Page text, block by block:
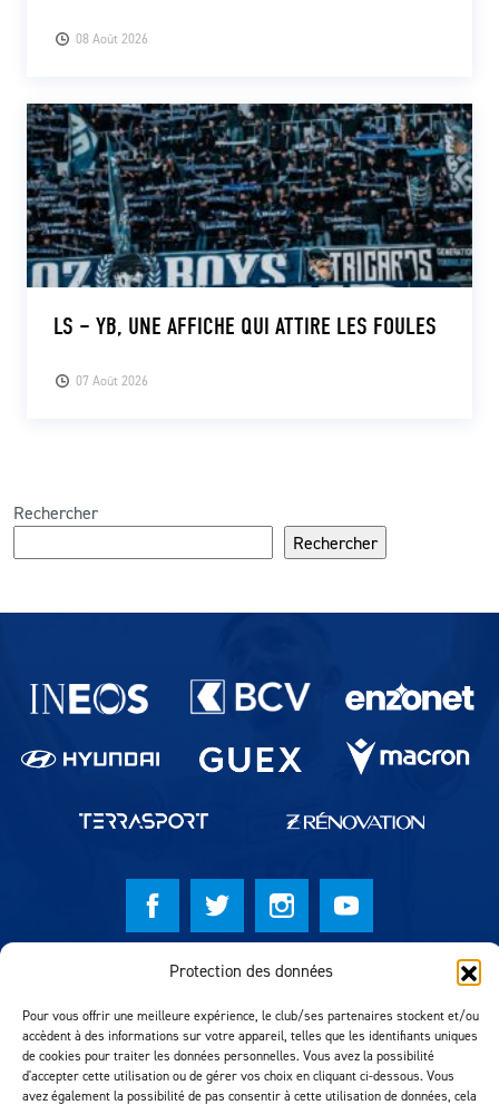
Protection des données
Pour vous offrir une meilleure expérience, le club/ses partenaires stockent et/ou
accèdent à des informations sur votre appareil, telles que les identifiants uniques
de cookies pour traiter les données personnelles. Vous avez la possibilité
d'accepter cette utilisation ou de gérer vos choix en cliquant ci-dessous. Vous
avez également la possibilité de pas consentir à cette utilisation de données, cela
08 Août 2026
07 Août 2026
LS – YB, UNE AFFICHE QUI ATTIRE LES FOULES
Rechercher
Rechercher
Partenaires du lausanne-Sport
© Lausanne Sport Football Club 2026
Réalisation MTM Agency